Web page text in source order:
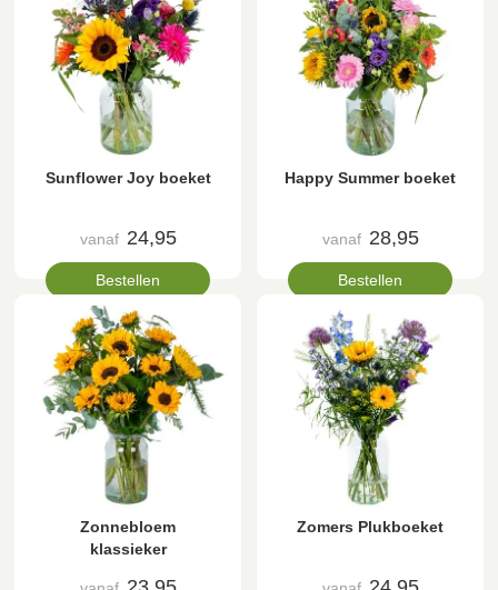
Sunflower Joy boeket
vanaf 24,95
Bestellen
Happy Summer boeket
vanaf 28,95
Bestellen
Zonnebloem
klassieker
Zomers Plukboeket